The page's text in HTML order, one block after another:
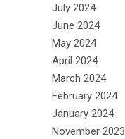
July 2024
June 2024
May 2024
April 2024
March 2024
February 2024
January 2024
November 2023